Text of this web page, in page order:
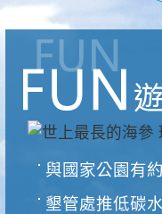
與國家公園有
墾管處推低碳水